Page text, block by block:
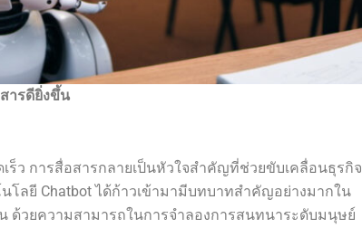
ารดียิ่งขึ้น
ร็ว การสื่อสารกลายเป็นหัวใจสำคัญที่ช่วยขับเคลื่อนธุรกิจ
โลยี Chatbot ได้ก้าวเข้ามามีบทบาทสำคัญอย่างมากใน
ด้วยความสามารถในการจำลองการสนทนาระดับมนุษย์